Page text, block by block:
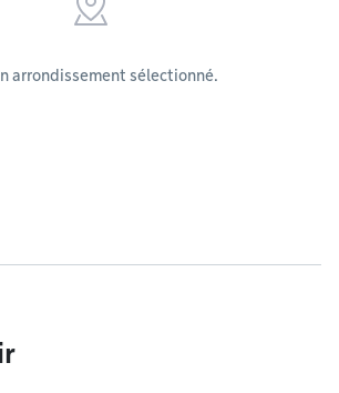
arrondissement sélectionné.